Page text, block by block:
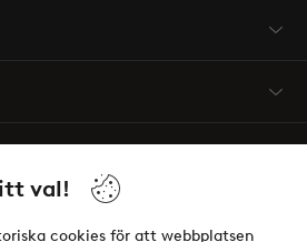
val!
cookies för att webbplatsen